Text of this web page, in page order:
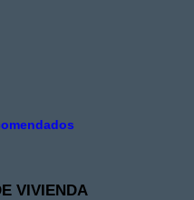
VIVIENDA